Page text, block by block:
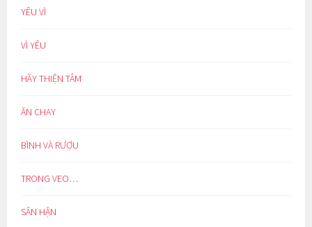
YÊU VÌ
VÌ YÊU
HÃY THIỆN TÂM
ĂN CHAY
BÌNH VÀ RƯỢU
TRONG VEO…
SÂN HẬN